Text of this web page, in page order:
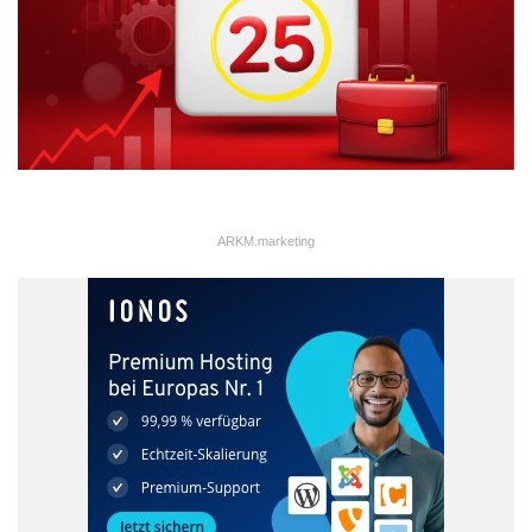
Anforderungen an das zusätzliche Personal
Die Fähigkeiten, die ein externer Mitarbeiter mitbringen muss,
sollten ebenfalls berücksichtigt werden. „Es ist wichtig, sich eine
Checkliste anzulegen, die Fragen wie die nach dem Stellenprofil,
dem Zeitraum, dem Onboarding-Prozess und dem zur
In einem letzten Schritt geht es um die Wahl des passenden
Personaldienstleisters, der im besten Fall eng mit der Branche
vertraut ist. Je früher der Personaldienstleister in die Planung
einbezogen wird, desto stärker kann er gemeinsam mit dem
Unternehmen passende Lösungen finden.
Quelle: Robert Half
Corona Engpässe Krise
ARKM.marketing